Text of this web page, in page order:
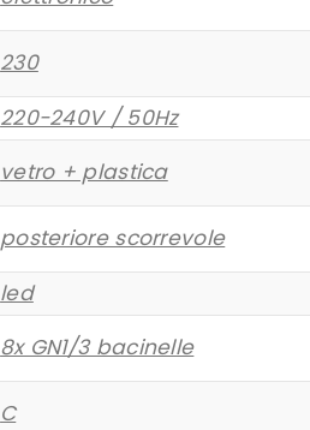
230
220-240V / 50Hz
vetro + plastica
posteriore scorrevole
led
8x GN1/3 bacinelle
C